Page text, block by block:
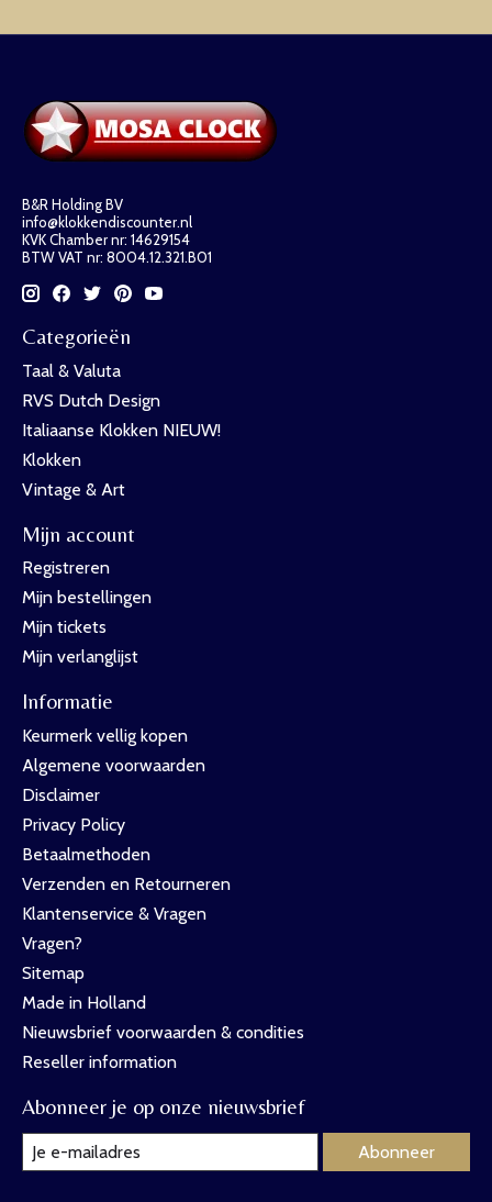
B&R Holding BV
info@klokkendiscounter.nl
KVK Chamber nr: 14629154
BTW VAT nr: 8004.12.321.B01
Categorieën
Taal & Valuta
RVS Dutch Design
Italiaanse Klokken NIEUW!
Klokken
Vintage & Art
Mijn account
Registreren
Mijn bestellingen
Mijn tickets
Mijn verlanglijst
Informatie
Keurmerk vellig kopen
Algemene voorwaarden
Disclaimer
Privacy Policy
Betaalmethoden
Verzenden en Retourneren
Klantenservice & Vragen
Vragen?
Sitemap
Made in Holland
Nieuwsbrief voorwaarden & condities
Reseller information
Abonneer je op onze nieuwsbrief
Abonneer